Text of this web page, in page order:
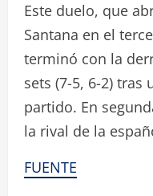
Este duelo, que
Santana en el
terminó con la
sets (7-5, 6-2) tras
partido. En
la rival de la
FUENTE